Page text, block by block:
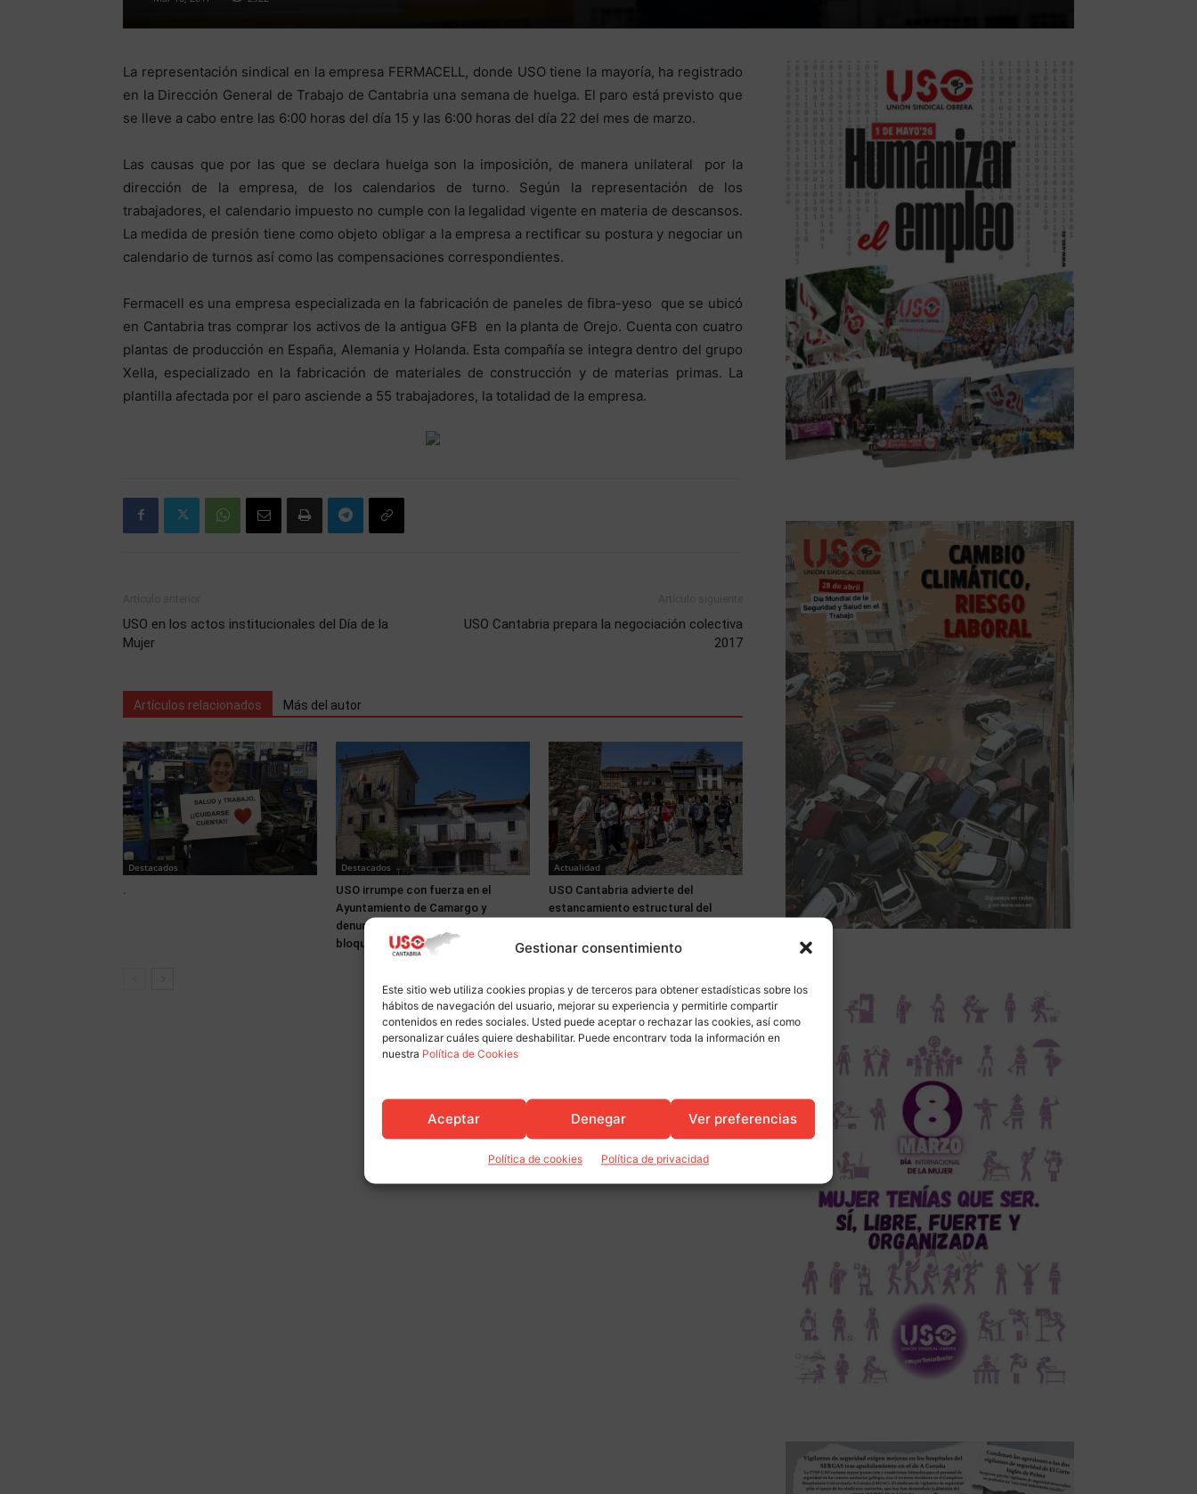
Gestionar consentimiento
Este sitio web utiliza cookies propias y de terceros para obtener estadísticas sobre los
hábitos de navegación del usuario, mejorar su experiencia y permitirle compartir
contenidos en redes sociales. Usted puede aceptar o rechazar las cookies, así como
personalizar cuáles quiere deshabilitar. Puede encontrarv toda la información en
nuestra Política de Cookies
Aceptar Denegar Ver preferencias
Política de cookies Política de privacidad
La representación sindical en la empresa FERMACELL, donde USO tiene la mayoría, ha registrado
en la Dirección General de Trabajo de Cantabria una semana de huelga. El paro está previsto que
se lleve a cabo entre las 6:00 horas del día 15 y las 6:00 horas del día 22 del mes de marzo.
Las causas que por las que se declara huelga son la imposición, de manera unilateral por la
dirección de la empresa, de los calendarios de turno. Según la representación de los
trabajadores, el calendario impuesto no cumple con la legalidad vigente en materia de descansos.
La medida de presión tiene como objeto obligar a la empresa a rectificar su postura y negociar un
calendario de turnos así como las compensaciones correspondientes.
Fermacell es una empresa especializada en la fabricación de paneles de fibra-yeso que se ubicó
en Cantabria tras comprar los activos de la antigua GFB en la planta de Orejo. Cuenta con cuatro
plantas de producción en España, Alemania y Holanda. Esta compañía se integra dentro del grupo
Xella, especializado en la fabricación de materiales de construcción y de materias primas. La
plantilla afectada por el paro asciende a 55 trabajadores, la totalidad de la empresa.
USO en los actos institucionales del Día de la
Mujer
USO Cantabria prepara la negociación colectiva
2017
Artículos relacionados Más del autor
Destacados Destacados
USO irrumpe con fuerza en el
Ayuntamiento de Camargo y
denuncia tres años y medio de
bloqueo de las elecciones sindicales
Actualidad
USO Cantabria advierte del
estancamiento estructural del
estacional del empleo